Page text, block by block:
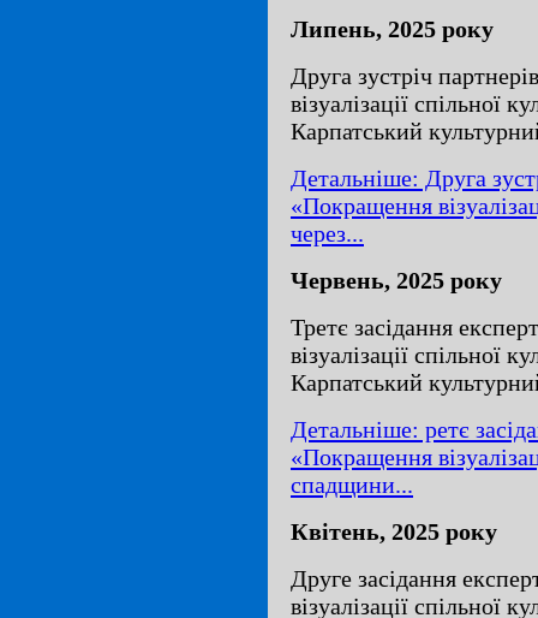
Липень, 2025 року
Друга зустріч
візуалізації спільної
Карпатський
Детальніше: Друга
«Покращення
через...
Червень, 2025 року
Третє засідання
візуалізації спільної
Карпатський
Детальніше: ретє
«Покращення
спадщини...
Квітень, 2025 року
Друге засідання
візуалізації спільної